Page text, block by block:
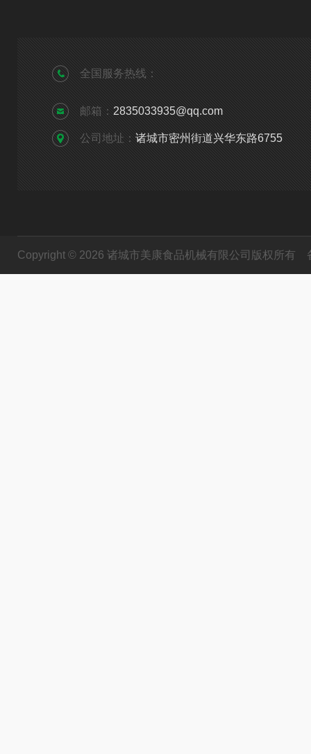
全国服务热线：
邮箱： 2835033935@qq.com
公司地址： 诸城市密州街道兴华东路6755
Copyright © 2026 诸城市美康食品机械有限公司版权所有